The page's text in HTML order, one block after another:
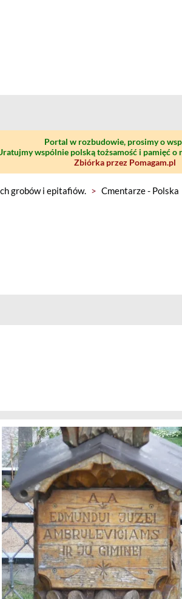
Portal w rozbudowie, prosimy o
wspólnie polską tożsamość i pamięć o
Zbiórka przez Pomagam.pl
grobów i epitafiów. > Cmentarze - Polska